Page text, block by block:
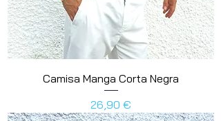
Camisa Manga Corta Negra
Preis
26,90 €